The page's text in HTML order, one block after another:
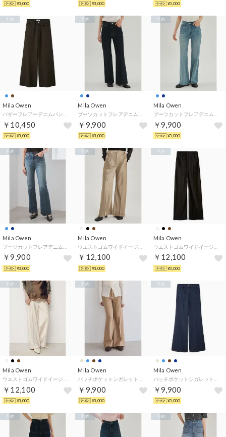
¥3,000 ¥3,000 ¥3,000
Mila Owen
バギーフレアーデニムパンツ （BRW）
￥10,450
予約
¥3,000
Mila Owen
ブーツカットフレアデニムパンツ （IND）
￥9,900
予約
¥3,000
Mila Owen
ブーツカットフレアデニムパンツ （LBLU）
￥9,900
予約
¥3,000
Mila Owen
￥9,900
予約
¥3,000
Mila Owen
￥12,100
予約
¥3,000
Mila Owen
￥12,100
予約
¥3,000
Mila Owen
ウエストゴムワイドイージーサテンパンツ （IVR）
￥12,100
予約
¥3,000
Mila Owen
パッチポケットシガレットデニムパンツ （BEG）
￥9,900
予約
¥3,000
Mila Owen
パッチポケットシガレットデニムパンツ （NVY）
￥9,900
予約
¥3,000
予約 予約 予約